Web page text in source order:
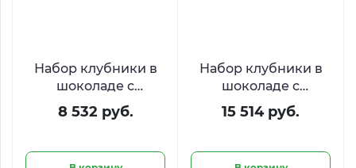
Набор клубники в
шоколаде с
голубикой
«Ягодный пульс»
8 532 руб.
Набор клубники в
шоколаде с
малиной и
пионовидными
королевы​»
15 514 руб.